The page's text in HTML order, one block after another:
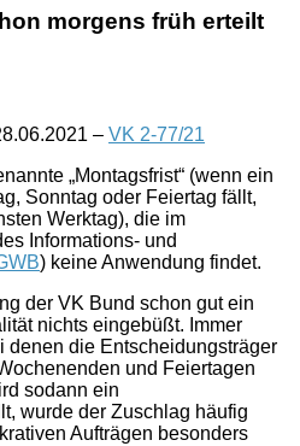
morgens früh erteilt
– VK 2-77/21
„Montagsfrist“ (wenn ein
Sonntag oder Feiertag fällt,
Werktag), die im
Informations- und
) keine Anwendung findet.
der VK Bund schon gut ein
nichts eingebüßt. Immer
denen die Entscheidungsträger
und Feiertagen
sodann ein
wurde der Zuschlag häufig
Aufträgen besonders